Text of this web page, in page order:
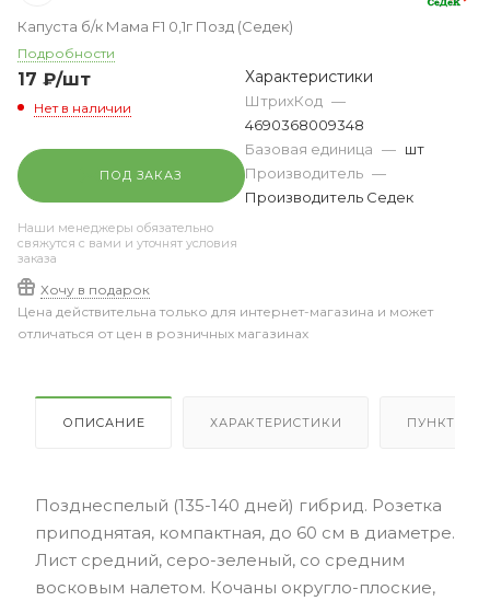
Капуста б/к Мама F1 0,1г Позд (Седек)
Подробности
17 ₽/шт
Нет в наличии
ПОД ЗАКАЗ
Наши менеджеры обязательно
свяжутся с вами и уточнят условия
заказа
Хочу в подарок
Характеристики
ШтрихКод —
4690368009348
Базовая единица — шт
Производитель —
Производитель Седек
Цена действительна только для интернет-магазина и может
отличаться от цен в розничных магазинах
ОПИСАНИЕ ХАРАКТЕРИСТИКИ ПУНКТЫ
Позднеспелый (135-140 дней) гибрид. Розетка
приподнятая, компактная, до 60 см в диаметре.
Лист средний, серо-зеленый, со средним
восковым налетом. Кочаны округло-плоские,